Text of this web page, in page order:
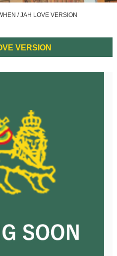
/ JAH LOVE VERSION
VERSION